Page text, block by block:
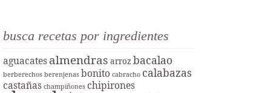
busca recetas por ingredientes
aguacatesalmendras arroz bacalao
berberechos berenjenas bonito cabracho calabazas
castañas champiñones chipirones